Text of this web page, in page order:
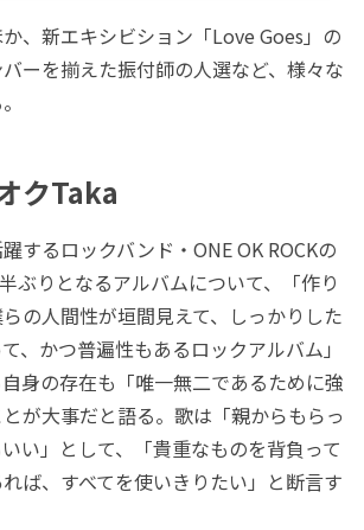
、新エキシビション「Love Goes」の
ーを揃えた振付師の人選など、様々な
クTaka
するロックバンド・ONE OK ROCKの
ぶりとなるアルバムについて、「作り
の人間性が垣間見えて、しっかりした
、かつ普遍性もあるロックアルバム」
身の存在も「唯一無二であるために強
が大事だと語る。歌は「親からもらっ
い」として、「貴重なものを背負って
ば、すべてを使いきりたい」と断言す